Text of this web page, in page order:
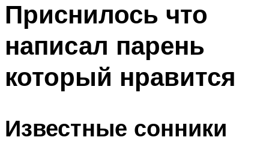
Приснилось что
написал парень
который нравится
Известные сонники